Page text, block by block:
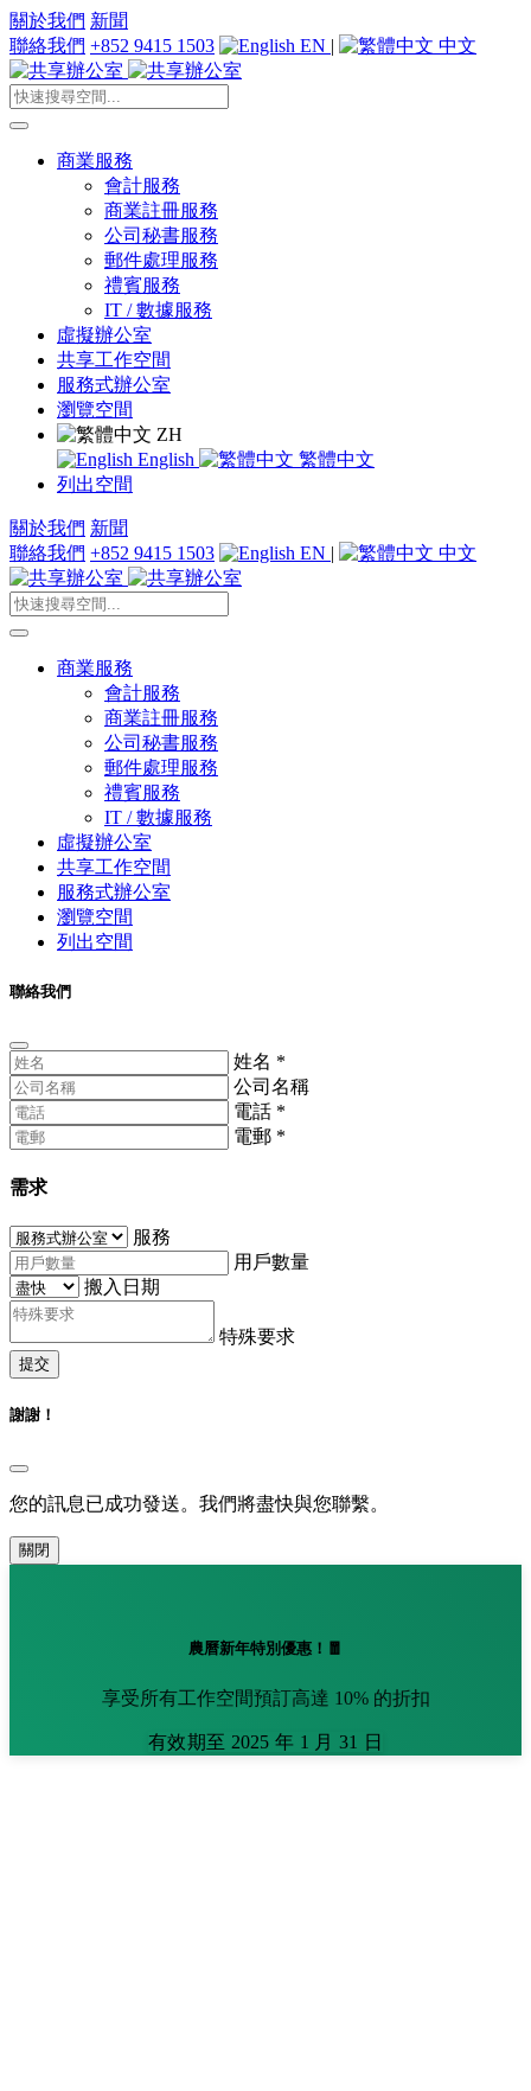
關於我們 新聞
聯絡我們 +852 9415 1503 EN | 中文
商業服務
會計服務
商業註冊服務
公司秘書服務
郵件處理服務
禮賓服務
IT / 數據服務
虛擬辦公室
共享工作空間
服務式辦公室
瀏覽空間
ZH
English
繁體中文
列出空間
關於我們 新聞
聯絡我們 +852 9415 1503 EN | 中文
商業服務
會計服務
商業註冊服務
公司秘書服務
郵件處理服務
禮賓服務
IT / 數據服務
虛擬辦公室
共享工作空間
服務式辦公室
瀏覽空間
列出空間
聯絡我們
姓名 *
公司名稱
電話 *
電郵 *
需求
服務
用戶數量
搬入日期
特殊要求
提交
謝謝！
您的訊息已成功發送。我們將盡快與您聯繫。
關閉
農曆新年特別優惠！🧧
享受所有工作空間預訂高達 10% 的折扣
有效期至 2025 年 1 月 31 日